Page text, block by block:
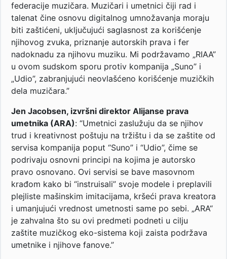
federacije muzičara. Muzičari i umetnici čiji rad i
talenat čine osnovu digitalnog umnožavanja moraju
biti zaštićeni, uključujući saglasnost za korišćenje
njihovog zvuka, priznanje autorskih prava i fer
nadoknadu za njihovu muziku. Mi podržavamo „RIAA”
u ovom sudskom sporu protiv kompanija „Suno” i
„Udio”, zabranjujući neovlašćeno korišćenje muzičkih
dela muzičara.”
Jen Jacobsen, izvršni direktor Alijanse prava
umetnika (ARA): “Umetnici zaslužuju da se njihov
trud i kreativnost poštuju na tržištu i da se zaštite od
servisa kompanija poput “Suno” i “Udio”, čime se
podrivaju osnovni principi na kojima je autorsko
pravo osnovano. Ovi servisi se bave masovnom
krađom kako bi “instruisali” svoje modele i preplavili
plejliste mašinskim imitacijama, kršeći prava kreatora
i umanjujući vrednost umetnosti same po sebi. „ARA“
je zahvalna što su ovi predmeti podneti u cilju
zaštite muzičkog eko-sistema koji zaista podržava
umetnike i njihove fanove.”